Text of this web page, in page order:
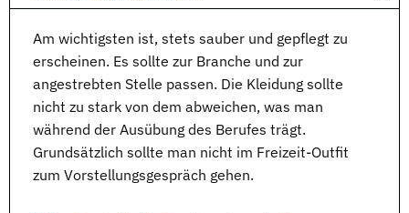
Am wichtigsten ist, stets sauber und gepflegt zu
erscheinen. Es sollte zur Branche und zur
angestrebten Stelle passen. Die Kleidung sollte
nicht zu stark von dem abweichen, was man
während der Ausübung des Berufes trägt.
Grundsätzlich sollte man nicht im Freizeit-Outfit
zum Vorstellungsgespräch gehen.